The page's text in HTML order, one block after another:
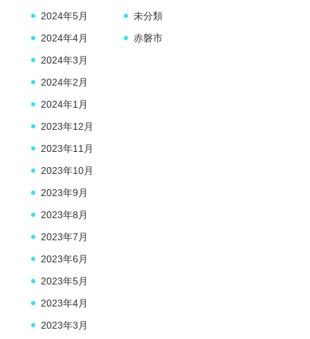
2024年5月
2024年4月
2024年3月
2024年2月
2024年1月
2023年12月
2023年11月
2023年10月
2023年9月
2023年8月
2023年7月
2023年6月
2023年5月
2023年4月
2023年3月
未分類
赤磐市